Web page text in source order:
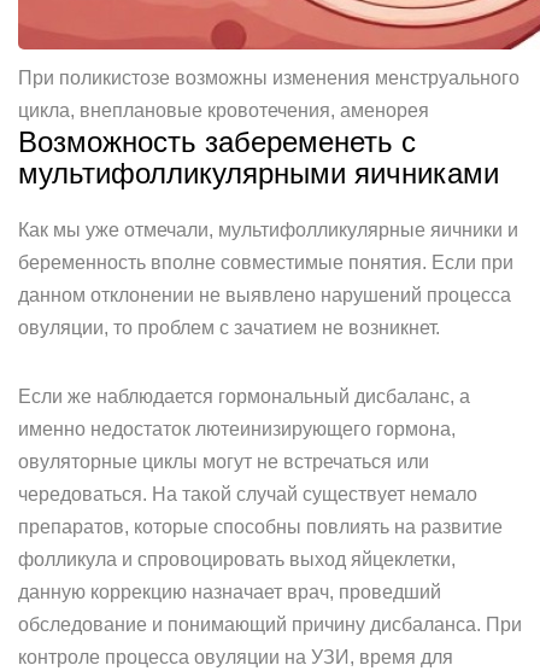
При поликистозе возможны изменения менструального
цикла, внеплановые кровотечения, аменорея
Возможность забеременеть с
мультифолликулярными яичниками
Как мы уже отмечали, мультифолликулярные яичники и
беременность вполне совместимые понятия. Если при
данном отклонении не выявлено нарушений процесса
овуляции, то проблем с зачатием не возникнет.
Если же наблюдается гормональный дисбаланс, а
именно недостаток лютеинизирующего гормона,
овуляторные циклы могут не встречаться или
чередоваться. На такой случай существует немало
препаратов, которые способны повлиять на развитие
фолликула и спровоцировать выход яйцеклетки,
данную коррекцию назначает врач, проведший
обследование и понимающий причину дисбаланса. При
контроле процесса овуляции на УЗИ, время для